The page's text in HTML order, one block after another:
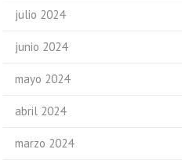
julio 2024
junio 2024
mayo 2024
abril 2024
marzo 2024